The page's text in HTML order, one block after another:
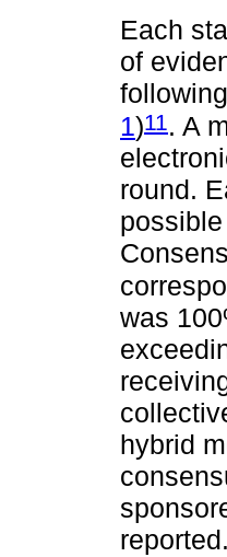
Each
of
1)11. A
round.
was
hybrid
reported.